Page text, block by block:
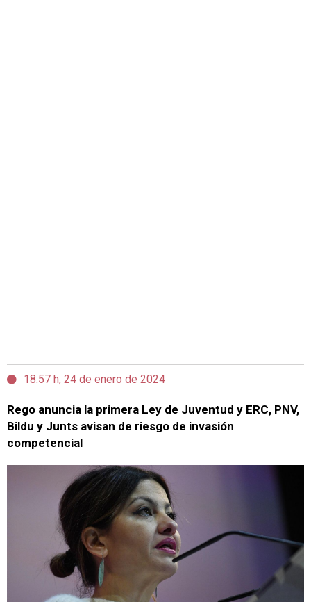
18:57 h, 24 de enero de 2024
Rego anuncia la primera Ley de Juventud y ERC, PNV,
Bildu y Junts avisan de riesgo de invasión
competencial